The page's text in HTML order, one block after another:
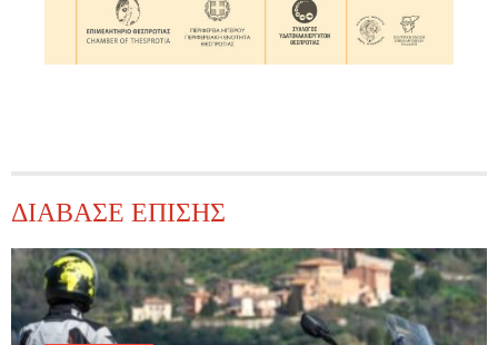
ΔΙΑΒΑΣΕ ΕΠΙΣΗΣ